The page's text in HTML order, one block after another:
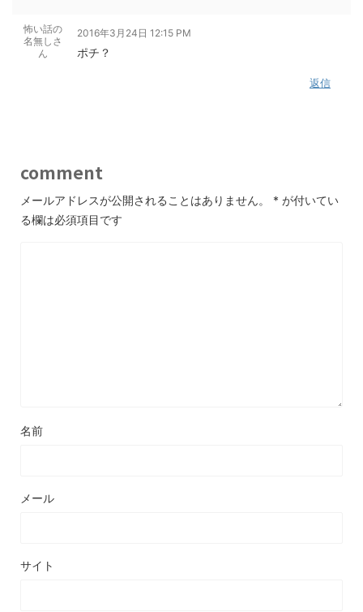
怖い話の
名無しさ
ん
2016年3月24日 12:15 PM
ポチ？
返信
comment
メールアドレスが公開されることはありません。 * が付いてい
る欄は必須項目です
名前
メール
サイト